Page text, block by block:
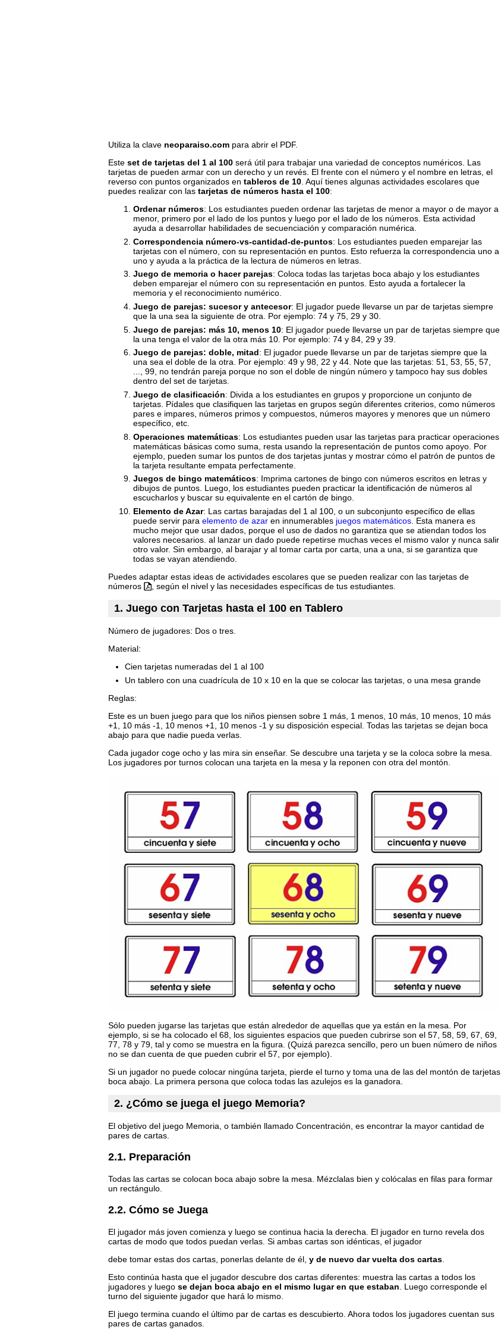
Utiliza la clave neoparaiso.com para abrir el PDF.
Este set de tarjetas del 1 al 100 será útil para trabajar una variedad de conceptos numéricos. Las
tarjetas de pueden armar con un derecho y un revés. El frente con el número y el nombre en letras, el
reverso con puntos organizados en tableros de 10 . Aquí tienes algunas actividades escolares que
puedes realizar con las tarjetas de números hasta el 100:
Ordenar números: Los estudiantes pueden ordenar las tarjetas de menor a mayor o de mayor a
menor, primero por el lado de los puntos y luego por el lado de los números. Esta actividad
ayuda a desarrollar habilidades de secuenciación y comparación numérica.
Correspondencia número-vs-cantidad-de-puntos: Los estudiantes pueden emparejar las
tarjetas con el número, con su representación en puntos. Esto refuerza la correspondencia uno a
uno y ayuda a la práctica de la lectura de números en letras.
Juego de memoria o hacer parejas: Coloca todas las tarjetas boca abajo y los estudiantes
deben emparejar el número con su representación en puntos. Esto ayuda a fortalecer la
memoria y el reconocimiento numérico.
Juego de parejas: sucesor y antecesor: El jugador puede llevarse un par de tarjetas siempre
que la una sea la siguiente de otra. Por ejemplo: 74 y 75, 29 y 30.
Juego de parejas: más 10, menos 10: El jugador puede llevarse un par de tarjetas siempre que
la una tenga el valor de la otra más 10. Por ejemplo: 74 y 84, 29 y 39.
Juego de parejas: doble, mitad: El jugador puede llevarse un par de tarjetas siempre que la
una sea el doble de la otra. Por ejemplo: 49 y 98, 22 y 44. Note que las tarjetas: 51, 53, 55, 57,
..., 99, no tendrán pareja porque no son el doble de ningún número y tampoco hay sus dobles
dentro del set de tarjetas.
Juego de clasificación: Divida a los estudiantes en grupos y proporcione un conjunto de
tarjetas. Pídales que clasifiquen las tarjetas en grupos según diferentes criterios, como números
pares e impares, números primos y compuestos, números mayores y menores que un número
específico, etc.
Operaciones matemáticas: Los estudiantes pueden usar las tarjetas para practicar operaciones
matemáticas básicas como suma, resta usando la representación de puntos como apoyo. Por
ejemplo, pueden sumar los puntos de dos tarjetas juntas y mostrar cómo el patrón de puntos de
la tarjeta resultante empata perfectamente.
Juegos de bingo matemáticos: Imprima cartones de bingo con números escritos en letras y
dibujos de puntos. Luego, los estudiantes pueden practicar la identificación de números al
escucharlos y buscar su equivalente en el cartón de bingo.
Elemento de Azar: Las cartas barajadas del 1 al 100, o un subconjunto específico de ellas
puede servir para elemento de azar en innumerables juegos matemáticos . Esta manera es
mucho mejor que usar dados, porque el uso de dados no garantiza que se atiendan todos los
valores necesarios. al lanzar un dado puede repetirse muchas veces el mismo valor y nunca salir
otro valor. Sin embargo, al barajar y al tomar carta por carta, una a una, si se garantiza que
todas se vayan atendiendo.
Puedes adaptar estas ideas de actividades escolares que se pueden realizar con las tarjetas de
números
, según el nivel y las necesidades específicas de tus estudiantes.
1. Juego con Tarjetas hasta el 100 en Tablero
Número de jugadores: Dos o tres.
Material:
Cien tarjetas numeradas del 1 al 100
Un tablero con una cuadrícula de 10 x 10 en la que se colocar las tarjetas, o una mesa grande
Reglas:
Este es un buen juego para que los niños piensen sobre 1 más, 1 menos, 10 más, 10 menos, 10 más
+1, 10 más -1, 10 menos +1, 10 menos -1 y su disposición especial. Todas las tarjetas se dejan boca
abajo para que nadie pueda verlas.
Cada jugador coge ocho y las mira sin enseñar. Se descubre una tarjeta y se la coloca sobre la mesa.
Los jugadores por turnos colocan una tarjeta en la mesa y la reponen con otra del montón.
Sólo pueden jugarse las tarjetas que están alrededor de aquellas que ya están en la mesa. Por
ejemplo, si se ha colocado el 68, los siguientes espacios que pueden cubrirse son el 57, 58, 59, 67, 69,
77, 78 y 79, tal y como se muestra en la figura. (Quizá parezca sencillo, pero un buen número de niños
no se dan cuenta de que pueden cubrir el 57, por ejemplo).
Si un jugador no puede colocar ningúna tarjeta, pierde el turno y toma una de las del montón de tarjetas
boca abajo. La primera persona que coloca todas las azulejos es la ganadora.
2. ¿Cómo se juega el juego Memoria?
El objetivo del juego Memoria, o también llamado Concentración, es encontrar la mayor cantidad de
pares de cartas.
2.1. Preparación
Todas las cartas se colocan boca abajo sobre la mesa. Mézclalas bien y colócalas en filas para formar
un rectángulo.
2.2. Cómo se Juega
El jugador más joven comienza y luego se continua hacia la derecha. El jugador en turno revela dos
cartas de modo que todos puedan verlas. Si ambas cartas son idénticas, el jugador
debe tomar estas dos cartas, ponerlas delante de él, y de nuevo dar vuelta dos cartas.
Esto continúa hasta que el jugador descubre dos cartas diferentes: muestra las cartas a todos los
jugadores y luego se dejan boca abajo en el mismo lugar en que estaban. Luego corresponde el
turno del siguiente jugador que hará lo mismo.
El juego termina cuando el último par de cartas es descubierto. Ahora todos los jugadores cuentan sus
pares de cartas ganados.